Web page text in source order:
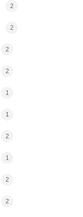
2
2
2
2
1
1
2
1
2
2